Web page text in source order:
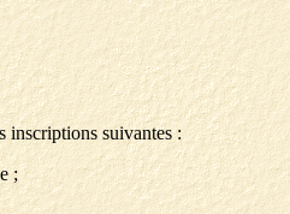
inscriptions suivantes :
;